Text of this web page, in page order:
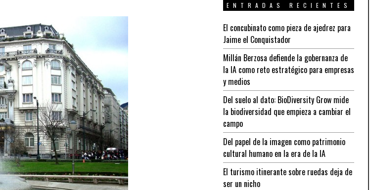
ENTRADAS RECIENTES
El concubinato como pieza de ajedrez para
Jaime el Conquistador
Millán Berzosa defiende la gobernanza de
la IA como reto estratégico para empresas
y medios
Del suelo al dato: BioDiversity Grow mide
la biodiversidad que empieza a cambiar el
campo
Del papel de la imagen como patrimonio
cultural humano en la era de la IA
El turismo itinerante sobre ruedas deja de
ser un nicho